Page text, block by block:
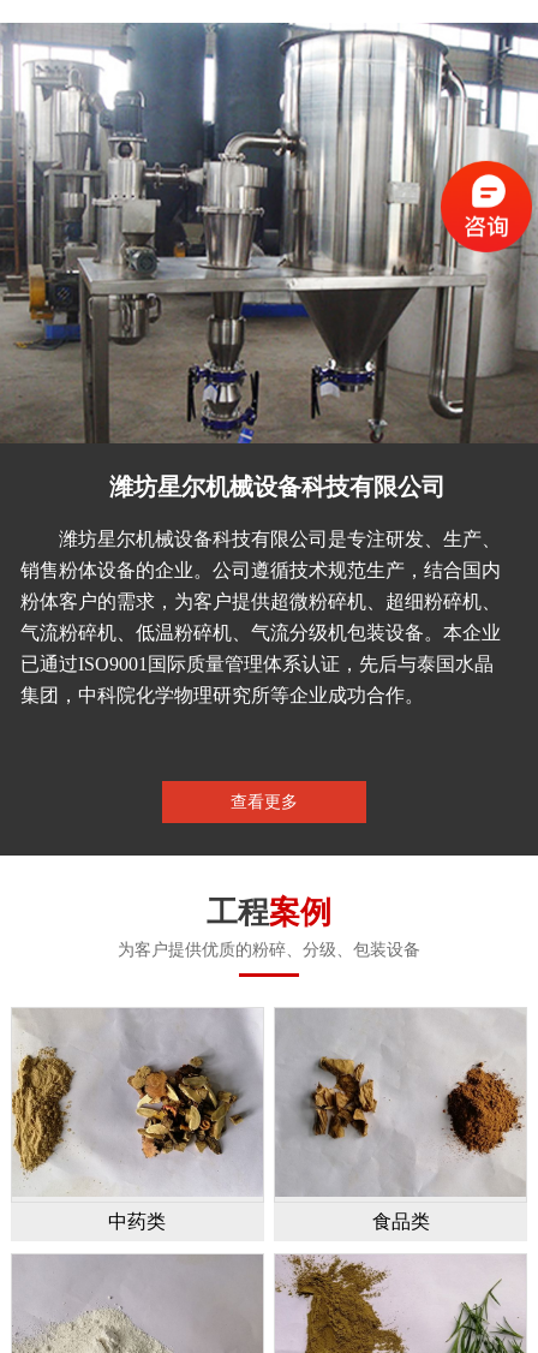
潍坊星尔机械设备科技有限公司
潍坊星尔机械设备科技有限公司是专注研发、生产、
销售粉体设备的企业。公司遵循技术规范生产，结合国内
粉体客户的需求，为客户提供超微粉碎机、超细粉碎机、
气流粉碎机、低温粉碎机、气流分级机包装设备。本企业
已通过ISO9001国际质量管理体系认证，先后与泰国水晶
集团，中科院化学物理研究所等企业成功合作。
查看更多
工程案例
为客户提供优质的粉碎、分级、包装设备
中药类 食品类